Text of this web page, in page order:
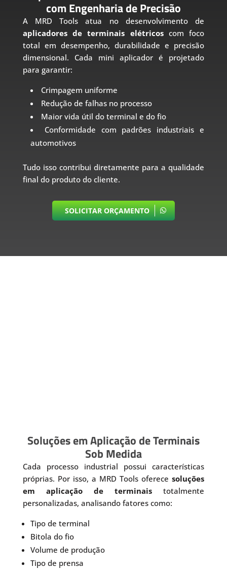
com Engenharia de Precisão
A MRD Tools atua no desenvolvimento de
aplicadores de terminais elétricoscom foco
total em desempenho, durabilidade e precisão
dimensional. Cada mini aplicador é projetado
para garantir:
Crimpagem uniforme
Redução de falhas no processo
Maior vida útil do terminal e do fio
Conformidade com padrões industriais e
automotivos
Tudo isso contribui diretamente para a qualidade
final do produto do cliente.
SOLICITAR ORÇAMENTO
Soluções em Aplicação de Terminais
Sob Medida
Cada processo industrial possui características
próprias. Por isso, a MRD Tools oferecesoluções
em aplicação de terminais totalmente
personalizadas, analisando fatores como:
Tipo de terminal
Bitola do fio
Volume de produção
Tipo de prensa